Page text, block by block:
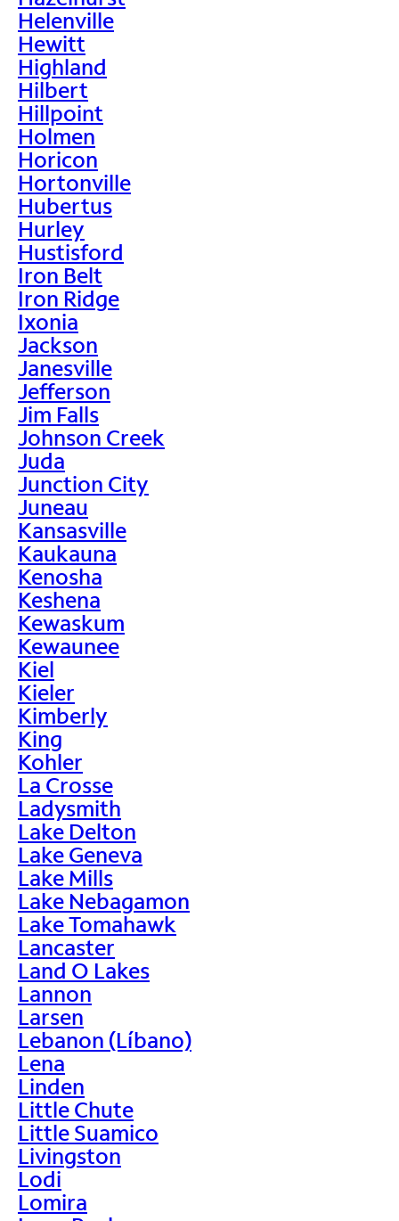
Helenville
Hewitt
Highland
Hilbert
Hillpoint
Holmen
Horicon
Hortonville
Hubertus
Hurley
Hustisford
Iron Belt
Iron Ridge
Ixonia
Jackson
Janesville
Jefferson
Jim Falls
Johnson Creek
Juda
Junction City
Juneau
Kansasville
Kaukauna
Kenosha
Keshena
Kewaskum
Kewaunee
Kiel
Kieler
Kimberly
King
Kohler
La Crosse
Ladysmith
Lake Delton
Lake Geneva
Lake Mills
Lake Nebagamon
Lake Tomahawk
Lancaster
Land O Lakes
Lannon
Larsen
Lebanon (Líbano)
Lena
Linden
Little Chute
Little Suamico
Livingston
Lodi
Lomira